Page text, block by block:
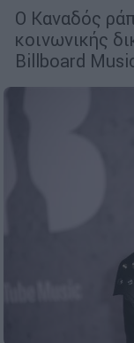
Ο Καναδός
κοινωνικής
Billboard